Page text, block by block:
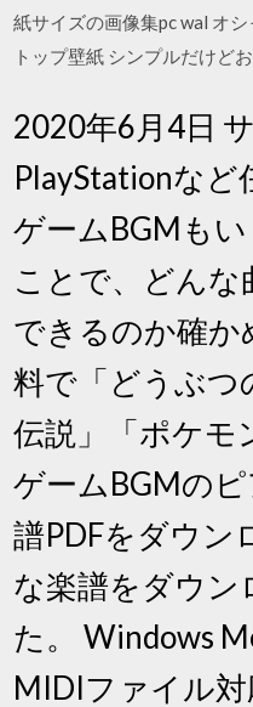
紙サイズの画像集pc wal オ
トップ壁紙 シンプルだけ
2020年6月4日
PlayStationなど
ゲームBGMも
ことで、どんな
できるのか確か
料で「どうぶつ
伝説」「ポケモ
ゲームBGMの
譜PDFをダウン
な楽譜をダウン
た。 Windows
MIDIファイル